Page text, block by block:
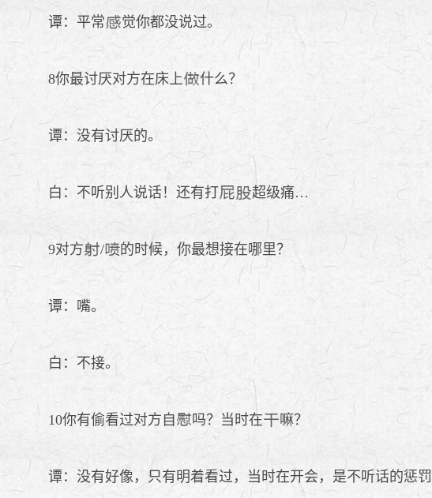
谭：平常 觉你都没说过。
8你最讨厌对方在床上 什么？
谭：没有讨厌的。
白：不听别人说话！还有打 超级痛…
9对方 / 的时候，你最想接在哪里？
谭：嘴。
白：不接。
10你有偷看过对方自 吗？当时在 嘛？
谭：没有好像，只有明着看过，当时在开会，是不听话的惩罚